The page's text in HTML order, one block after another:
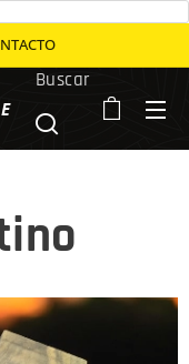
Buscar